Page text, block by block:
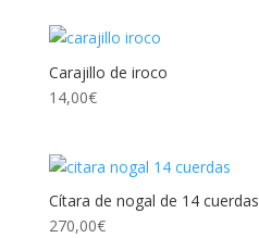
Carajillo de iroco
14,00€
Cítara de nogal de 14 cuerdas
270,00€